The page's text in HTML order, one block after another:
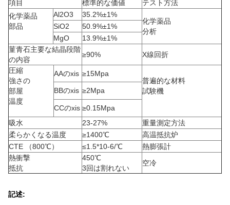
項目 標準的な価値
テスト方法
化学薬品
部品
Al2O3
35.2%±1%
化学薬品
分析
SiO2
50.9%±1%
MgO
13.9%±1%
菫青石主要な結晶段階
の内容
≥90%
X線回折
圧縮
強さの
部屋
温度
AAのxis ≥15Mpa
普遍的な材料
試験機
BBのxis ≥2Mpa
CCのxis ≥0.15Mpa
吸水
23-27%
重量測定方法
柔らかくなる温度
≥1400℃
高温抵抗炉
CTE （800℃）
≤1.5*10-6/℃
熱膨張計
熱衝撃
抵抗
450℃
3回は割れない
空冷
記述: